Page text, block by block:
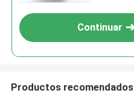
Continuar
Productos recomendados